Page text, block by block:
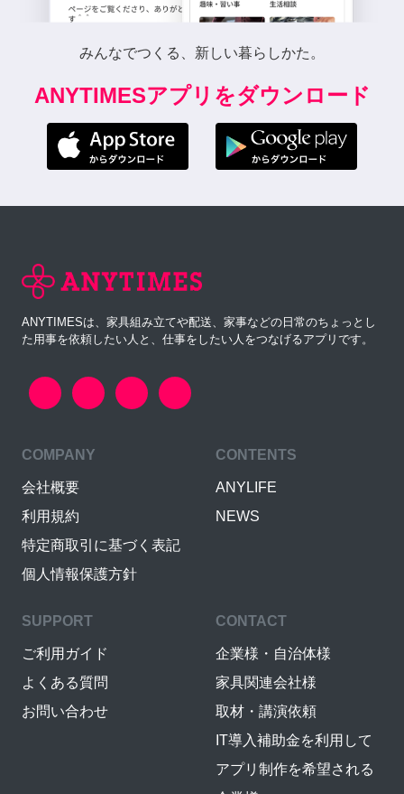
みんなでつくる、新しい暮らしかた。
ANYTIMESアプリをダウンロード
ANYTIMESは、家具組み立てや配送、家事などの日常のちょっとし
た用事を依頼したい人と、仕事をしたい人をつなげるアプリです。
COMPANY
会社概要
利用規約
特定商取引に基づく表記
個人情報保護方針
CONTENTS
ANYLIFE
NEWS
SUPPORT
ご利用ガイド
よくある質問
お問い合わせ
CONTACT
企業様・自治体様
家具関連会社様
取材・講演依頼
IT導入補助金を利用して
アプリ制作を希望される